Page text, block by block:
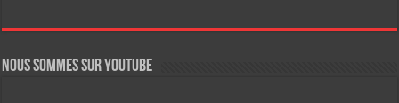
Nous sommes sur YouTube